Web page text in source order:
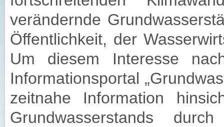
verändernde
Öffentlichkeit, der
Um diesem Interesse
Informationsportal
zeitnahe Information
Grundwasserstands